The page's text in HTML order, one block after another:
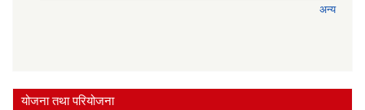
अन्य
योजना तथा परियोजना